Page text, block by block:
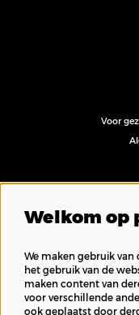
Voor
Welkom op
We maken gebruik
het gebruik van de
maken content van
voor verschillende
ook geplaatst door